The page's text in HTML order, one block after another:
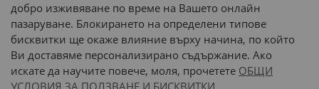
Доставка до адрес с:
или
наш транспорт
добро изживяване по време на Вашето онлайн
пазаруване. Блокирането на определени типове
бисквитки ще окаже влияние върху начина, по който
Ви доставяме персонализирано съдържание. Ако
искате да научите повече, моля, прочетете ОБЩИ
УСЛОВИЯ ЗА ПОЛЗВАНЕ И БИСКВИТКИ.